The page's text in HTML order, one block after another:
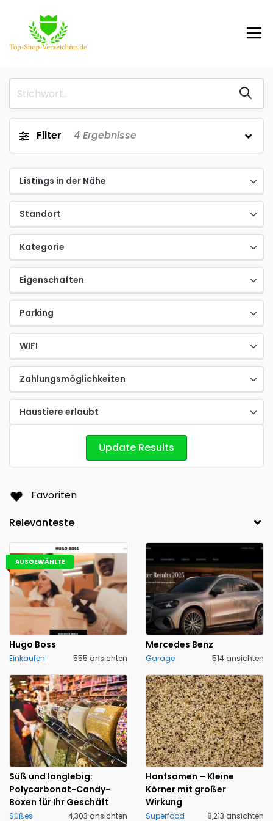
Filter 4 Ergebnisse
Listings in der Nähe
Standort
Kategorie
Eigenschaften
Parking
WIFI
Zahlungsmöglichkeiten
Haustiere erlaubt
Update Results
Favoriten
AUSGEWÄHLTE
Hugo Boss
Einkaufen 555 ansichten
Mercedes Benz
Garage 514 ansichten
Süß und langlebig:
Polycarbonat-Candy-
Boxen für Ihr Geschäft
Süßes 4,303 ansichten
Hanfsamen – Kleine
Körner mit großer
Wirkung
Superfood 8,213 ansichten